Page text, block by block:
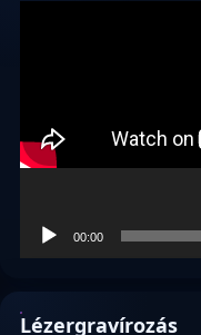
00:00
Lézergravírozás